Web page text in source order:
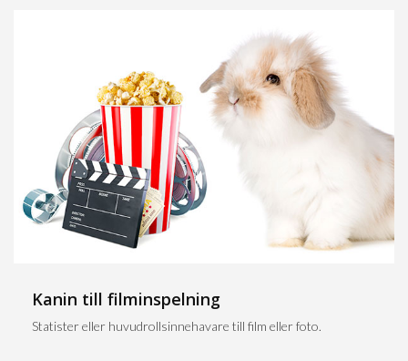
Kanin till filminspelning
Statister eller huvudrollsinnehavare till film eller foto.